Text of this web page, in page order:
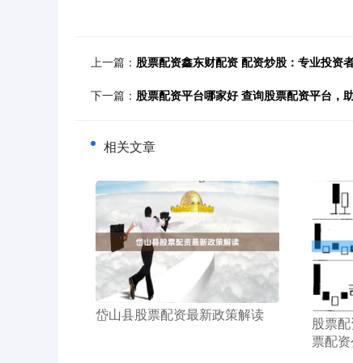
上一篇： 股票配资鑫东财配资 配资炒股：专业投资
下一篇： 股票配资平台哪家好 查询股票配资平台，
相关文章
​岱山县股票配资最新政策解读
股票
票配